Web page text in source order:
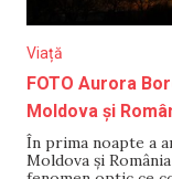
Viață
FOTO Aurora
Moldova și
În prima noapte a
Moldova și